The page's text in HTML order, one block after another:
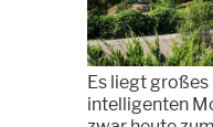
Es liegt
intelligenten